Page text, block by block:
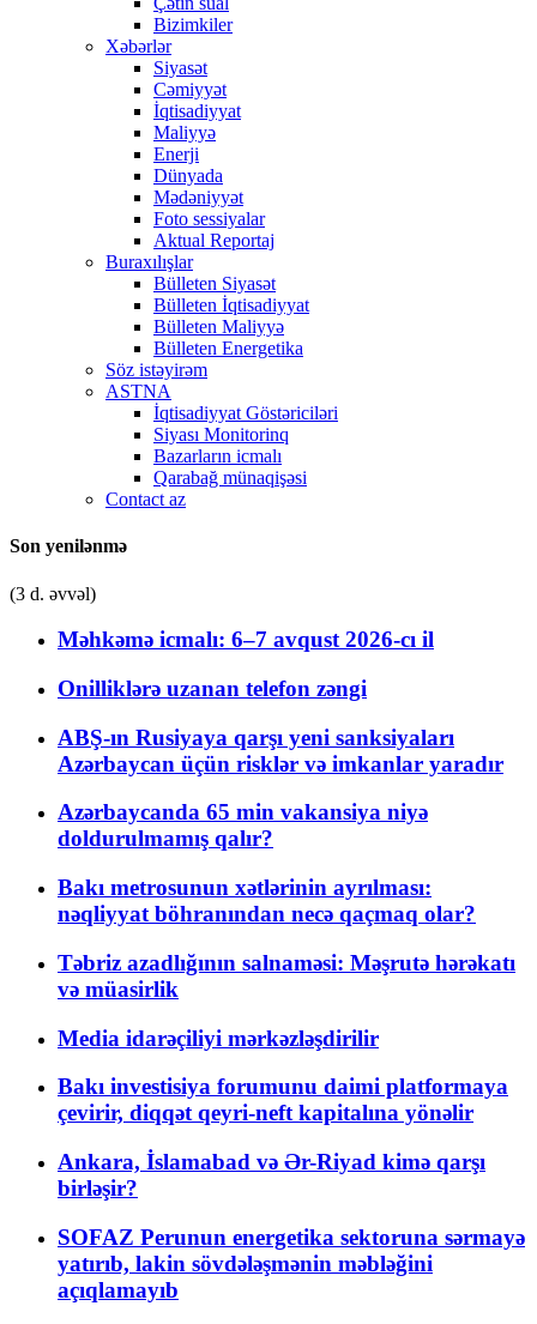
Bizimkiler
Xəbərlər
Siyasət
Cəmiyyət
İqtisadiyyat
Maliyyə
Enerji
Dünyada
Mədəniyyət
Foto sessiyalar
Aktual Reportaj
Buraxılışlar
Bülleten Siyasət
Bülleten İqtisadiyyat
Bülleten Maliyyə
Bülleten Energetika
Söz istəyirəm
ASTNA
İqtisadiyyat Göstəriciləri
Siyası Monitorinq
Bazarların icmalı
Qarabağ münaqişəsi
Contact az
Son yenilənmə
(3 d. əvvəl)
Məhkəmə icmalı: 6–7 avqust 2026-cı il
Onilliklərə uzanan telefon zəngi
ABŞ-ın Rusiyaya qarşı yeni sanksiyaları
Azərbaycan üçün risklər və imkanlar yaradır
Azərbaycanda 65 min vakansiya niyə
doldurulmamış qalır?
Bakı metrosunun xətlərinin ayrılması:
nəqliyyat böhranından necə qaçmaq olar?
Təbriz azadlığının salnaməsi: Məşrutə hərəkatı
və müasirlik
Media idarəçiliyi mərkəzləşdirilir
Bakı investisiya forumunu daimi platformaya
çevirir, diqqət qeyri-neft kapitalına yönəlir
Ankara, İslamabad və Ər-Riyad kimə qarşı
birləşir?
SOFAZ Perunun energetika sektoruna sərmayə
yatırıb, lakin sövdələşmənin məbləğini
açıqlamayıb